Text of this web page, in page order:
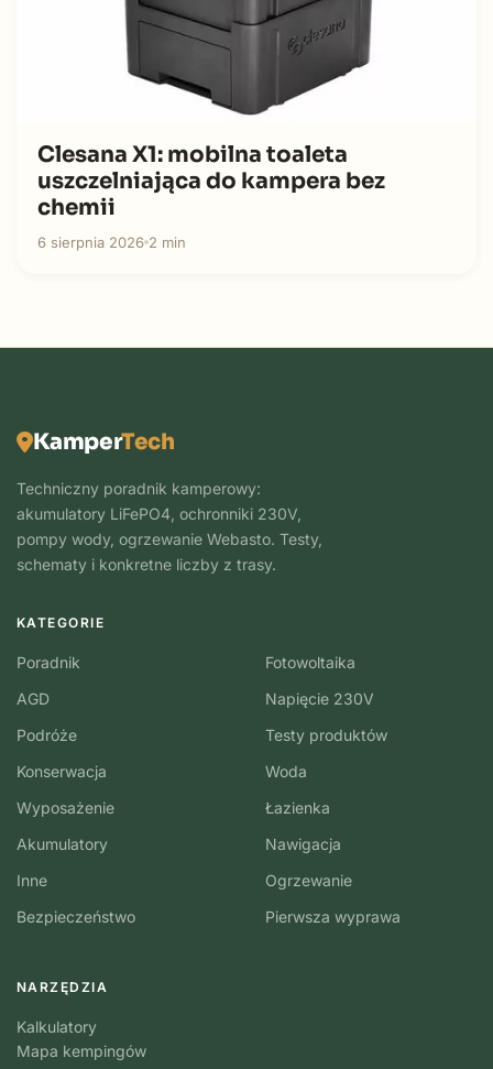
Clesana X1: mobilna toaleta
uszczelniająca do kampera bez
chemii
6 sierpnia 2026 2 min
KamperTech
Techniczny poradnik kamperowy:
akumulatory LiFePO4, ochronniki 230V,
pompy wody, ogrzewanie Webasto. Testy,
schematy i konkretne liczby z trasy.
KATEGORIE
Poradnik
AGD
Podróże
Konserwacja
Wyposażenie
Akumulatory
Inne
Bezpieczeństwo
Fotowoltaika
Napięcie 230V
Testy produktów
Woda
Łazienka
Nawigacja
Ogrzewanie
Pierwsza wyprawa
NARZĘDZIA
Kalkulatory
Mapa kempingów